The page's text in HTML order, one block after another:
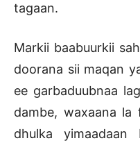
tagaan.
Markii baabuurkii
doorana sii maqan
ee garbaduubnaa
dambe, waxaana
dhulka